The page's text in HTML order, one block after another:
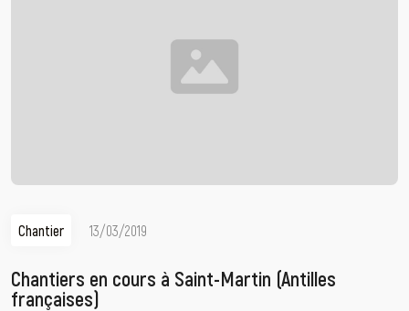
Chantier 13/03/2019
Chantiers en cours à Saint-Martin (Antilles
françaises)